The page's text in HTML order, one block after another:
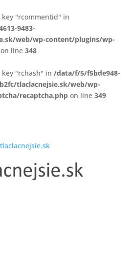
"rcommentid" in
9483-
web/wp-content/plugins/wp-
on line 348
"rchash" in /data/f/5/f5bde948-
tlaclacnejsie.sk/web/wp-
recaptcha.php on line 349